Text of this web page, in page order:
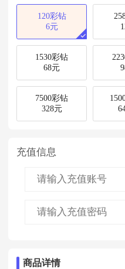
120彩钻
6元
1530彩钻
68元
7500彩钻
328元
充值信息
商品详情